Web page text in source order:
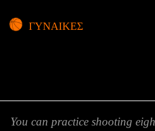
ΓΥΝΑΙΚΕΣ
You can practice shooting